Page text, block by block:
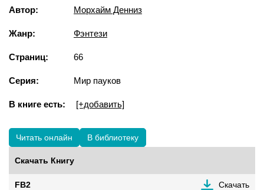
Автор: Морхайм Денниз
Жанр: Фэнтези
Страниц: 66
Серия: Мир пауков
В книге есть: [+добавить]
Читать онлайн В библиотеку
Скачать Книгу
FB2 Скачать